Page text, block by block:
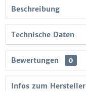
Beschreibung
Technische Daten
Bewertungen 0
Infos zum Hersteller